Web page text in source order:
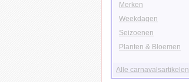
Merken
Weekdagen
Seizoenen
Planten & Bloemen
Alle carnavalsartikelen